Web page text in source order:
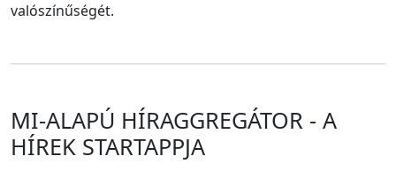
valószínűségét.
MI-ALAPÚ HÍRAGGREGÁTOR - A
HÍREK STARTAPPJA